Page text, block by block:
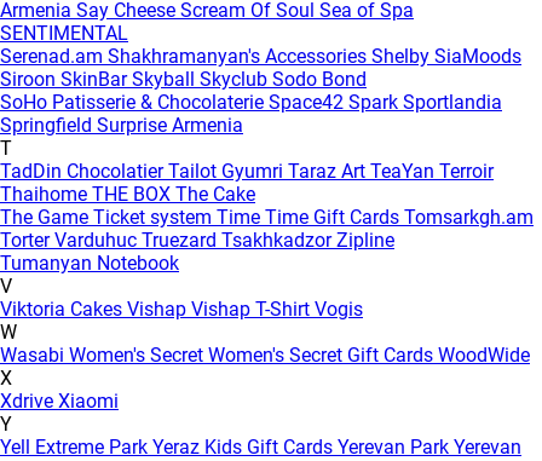
Armenia Say Cheese Scream Of Soul Sea of Spa
SENTIMENTAL
Serenad.am Shakhramanyan's Accessories Shelby SiaMoods
Siroon SkinBarSkyball Skyclub Sodo Bond
SoHo Patisserie & Chocolaterie Space42 Spark Sportlandia
Springfield Surprise Armenia
T
TadDin ChocolatierTailot Gyumri Taraz Art TeaYan Terroir
Thaihome THE BOX The Cake
The Game Ticket system Time Time Gift Cards Tomsarkgh.am
Torter Varduhuc Truezard Tsakhkadzor Zipline
Tumanyan Notebook
V
Viktoria Cakes Vishap Vishap T-Shirt Vogis
W
Wasabi Women's Secret Women's Secret Gift Cards WoodWide
X
Xdrive Xiaomi
Y
Yell Extreme Park Yeraz Kids Gift Cards Yerevan Park Yerevan